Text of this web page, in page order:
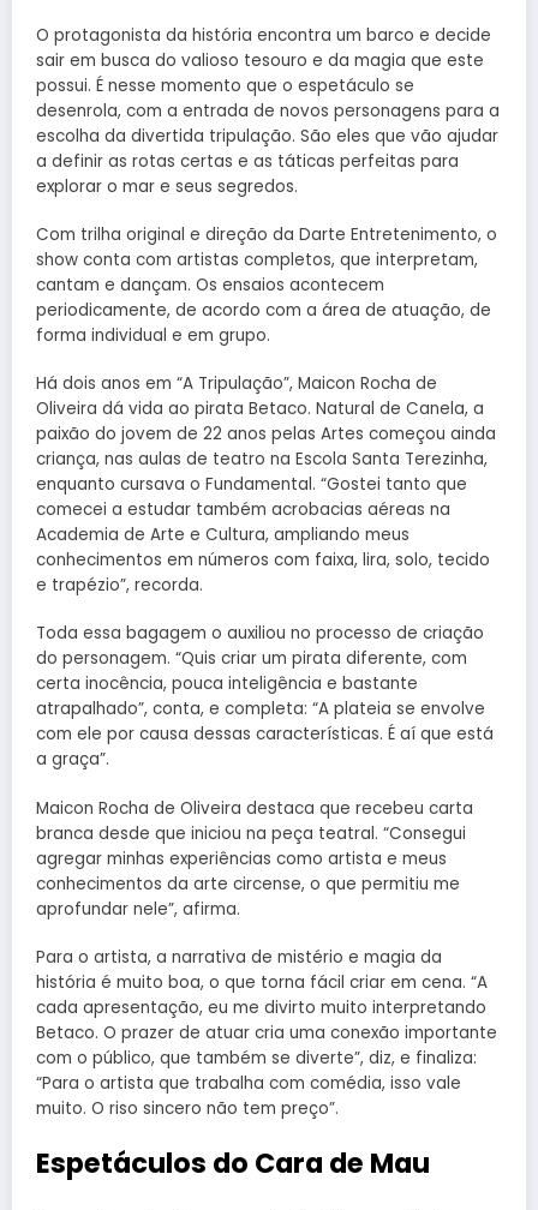
O protagonista da história encontra um barco e decide
sair em busca do valioso tesouro e da magia que este
possui. É nesse momento que o espetáculo se
desenrola, com a entrada de novos personagens para a
escolha da divertida tripulação. São eles que vão ajudar
a definir as rotas certas e as táticas perfeitas para
explorar o mar e seus segredos.
Com trilha original e direção da Darte Entretenimento, o
show conta com artistas completos, que interpretam,
cantam e dançam. Os ensaios acontecem
periodicamente, de acordo com a área de atuação, de
forma individual e em grupo.
Há dois anos em “A Tripulação”, Maicon Rocha de
Oliveira dá vida ao pirata Betaco. Natural de Canela, a
paixão do jovem de 22 anos pelas Artes começou ainda
criança, nas aulas de teatro na Escola Santa Terezinha,
enquanto cursava o Fundamental. “Gostei tanto que
comecei a estudar também acrobacias aéreas na
Academia de Arte e Cultura, ampliando meus
conhecimentos em números com faixa, lira, solo, tecido
e trapézio”, recorda.
Toda essa bagagem o auxiliou no processo de criação
do personagem. “Quis criar um pirata diferente, com
certa inocência, pouca inteligência e bastante
atrapalhado”, conta, e completa: “A plateia se envolve
com ele por causa dessas características. É aí que está
a graça”.
Maicon Rocha de Oliveira destaca que recebeu carta
branca desde que iniciou na peça teatral. “Consegui
agregar minhas experiências como artista e meus
conhecimentos da arte circense, o que permitiu me
aprofundar nele”, afirma.
Para o artista, a narrativa de mistério e magia da
história é muito boa, o que torna fácil criar em cena. “A
cada apresentação, eu me divirto muito interpretando
Betaco. O prazer de atuar cria uma conexão importante
com o público, que também se diverte”, diz, e finaliza:
“Para o artista que trabalha com comédia, isso vale
muito. O riso sincero não tem preço”.
Espetáculos do Cara de Mau